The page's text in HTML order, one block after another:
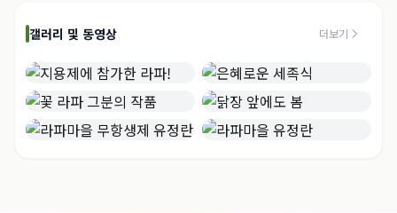
갤러리 및 동영상 더보기